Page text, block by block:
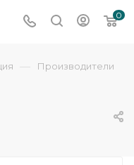
0
— Производители